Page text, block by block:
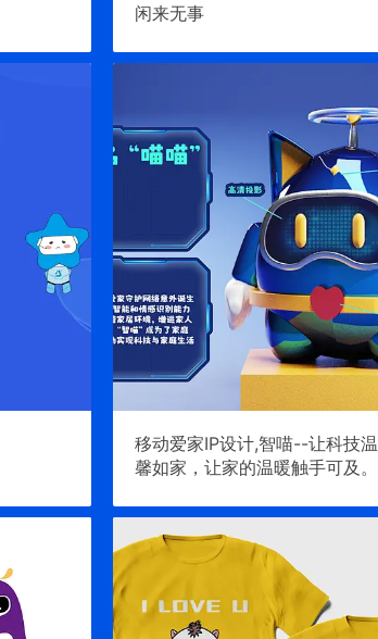
闲来无事
移动爱家IP设计,智喵--让科技温
馨如家，让家的温暖触手可及。